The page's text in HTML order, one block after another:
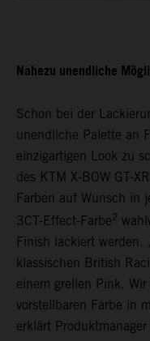
Nahezu unendliche
Schon bei der
unendliche Palette an
einzigartigen Look zu
des KTM X-BOW GT-
Farben auf Wunsch in
3CT-Effect-Farbe2
Finish lackiert werden.
klassischen British
einem grellen Pink.
vorstellbaren Farbe in
erklärt